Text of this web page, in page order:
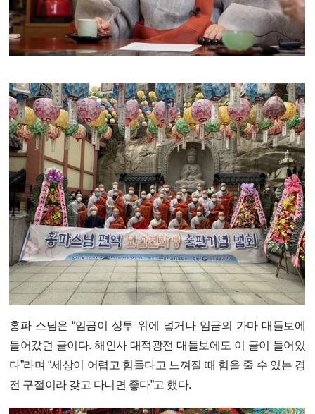
홍파 스님은 “임금이 상투 위에 넣거나 임금의 가마 대들보에
들어갔던 글이다. 해인사 대적광전 대들보에도 이 글이 들어있
다”라며 “세상이 어렵고 힘들다고 느껴질 때 힘을 줄 수 있는 경
전 구절이라 갖고 다니면 좋다”고 했다.